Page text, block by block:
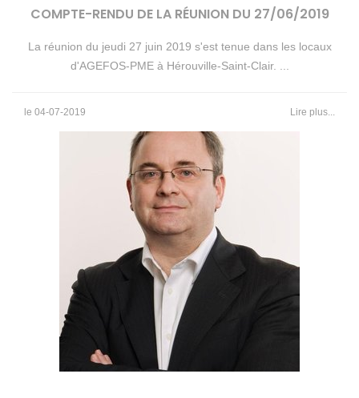
COMPTE-RENDU DE LA RÉUNION DU 27/06/2019
La réunion du jeudi 27 juin 2019 s'est tenue dans les locaux
d'AGEFOS-PME à Hérouville-Saint-Clair. ...
le 04-07-2019 Lire plus...